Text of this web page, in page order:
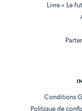
Livre « Le
Conditions
Politique de